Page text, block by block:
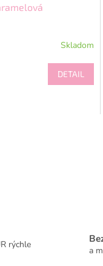
Skladom
DETAIL
rýchle
a